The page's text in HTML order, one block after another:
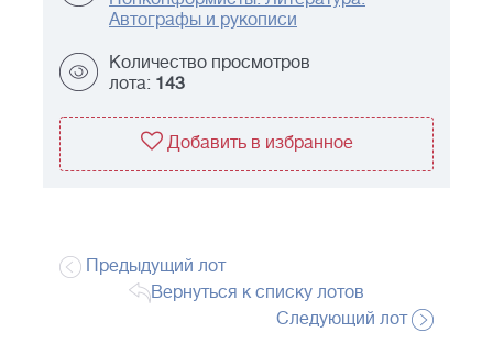
Автографы и рукописи
Количество просмотров
лота: 143
Добавить в избранное
Предыдущий лот
Вернуться к списку лотов
Следующий лот